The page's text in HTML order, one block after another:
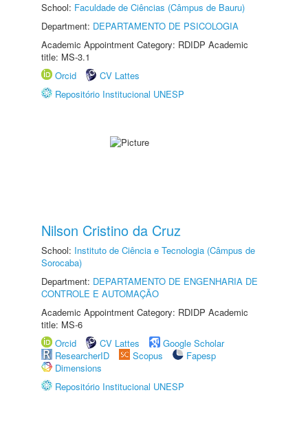
School: Faculdade de Ciências (Câmpus de Bauru)
Department: DEPARTAMENTO DE PSICOLOGIA
Academic Appointment Category: RDIDP Academic
title: MS-3.1
Orcid
CV Lattes
Repositório Institucional UNESP
Nilson Cristino da Cruz
School: Instituto de Ciência e Tecnologia (Câmpus de
Sorocaba)
Department: DEPARTAMENTO DE ENGENHARIA DE
CONTROLE E AUTOMAÇÃO
Academic Appointment Category: RDIDP Academic
title: MS-6
Orcid
CV Lattes
Google Scholar
ResearcherID
Scopus
Fapesp
Dimensions
Repositório Institucional UNESP